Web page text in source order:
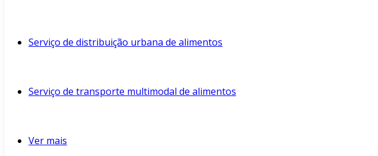
Serviço de distribuição urbana de alimentos
Serviço de transporte multimodal de alimentos
Ver mais